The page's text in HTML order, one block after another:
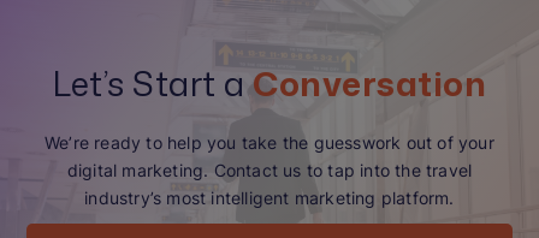
Let’s Start a Conversation
We’re ready to help you take the guesswork out of your
digital marketing. Contact us to tap into the travel
industry’s most intelligent marketing platform.